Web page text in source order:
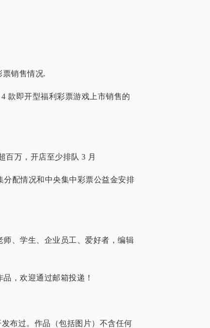
票销售情况.
款即开型福利彩票游戏上市销售的
百万，开店至少排队 3 月
分配情况和中央集中彩票公益金安排
、学生、企业员工、爱好者，编辑
，欢迎通过邮箱投递！
布过。作品（包括图片）不含任何